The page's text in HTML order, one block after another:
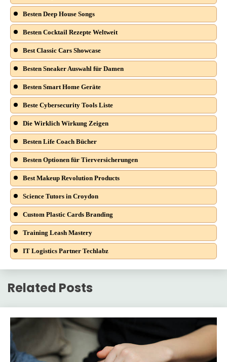
Besten Deep House Songs
Besten Cocktail Rezepte Weltweit
Best Classic Cars Showcase
Besten Sneaker Auswahl für Damen
Besten Smart Home Geräte
Beste Cybersecurity Tools Liste
Die Wirklich Wirkung Zeigen
Besten Life Coach Bücher
Besten Optionen für Tierversicherungen
Best Makeup Revolution Products
Science Tutors in Croydon
Custom Plastic Cards Branding
Training Leash Mastery
IT Logistics Partner Techlabz
Related Posts